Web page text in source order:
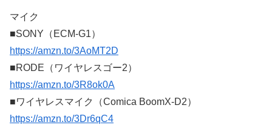
マイク
■SONY（ECM-G1）
https://amzn.to/3AoMT2D
■RODE（ワイヤレスゴー2）
https://amzn.to/3R8ok0A
■ワイヤレスマイク（Comica BoomX-D2）
https://amzn.to/3Dr6qC4